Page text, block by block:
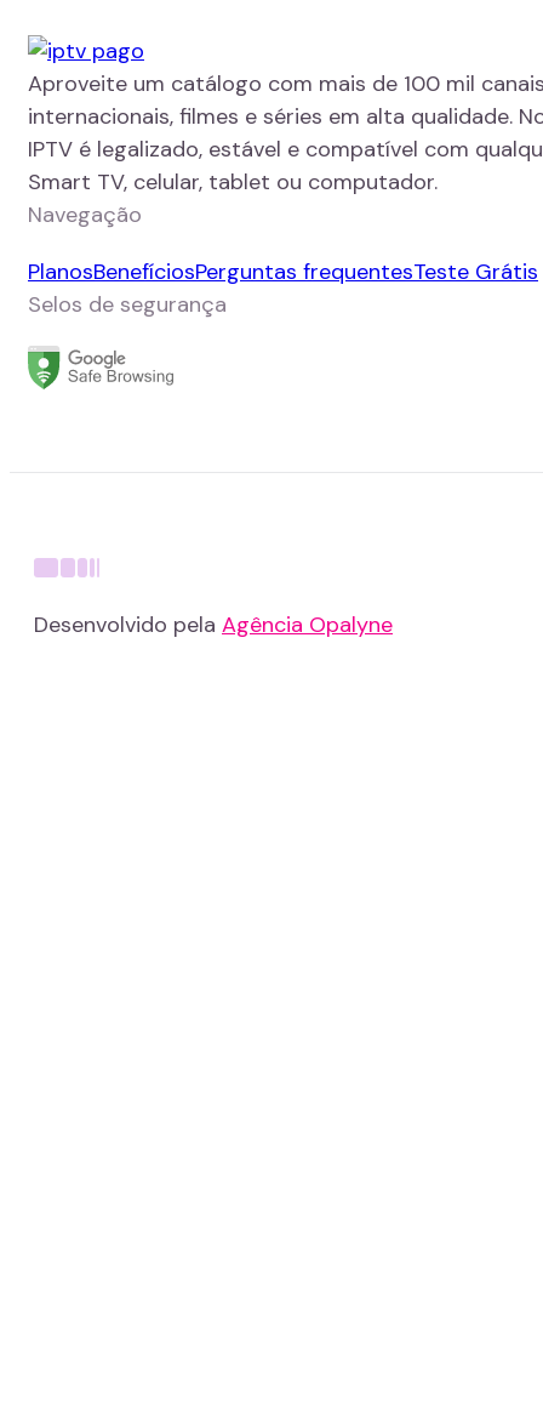
Aproveite um catálogo com mais de 100 mil
internacionais, filmes e séries em alta qualidade.
IPTV é legalizado, estável e compatível com
Smart TV, celular, tablet ou computador.
Navegação
PlanosBenefíciosPerguntas frequentesTeste Grátis
Selos de segurança
Desenvolvido pela Agência Opalyne